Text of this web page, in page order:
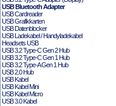
USB Bluetooth Adapter
USB Cardreader
USB Grafikkarten
USB Datenblocker
USB Ladekabel / Handyladekabel
Headsets USB
USB 3.2 Type-C Gen 2 Hub
USB 3.2 Type-C Gen 1 Hub
USB 3.2 Type-A Gen 1 Hub
USB 2.0 Hub
USB Kabel
USB Kabel Mini
USB Kabel Micro
USB 3.0 Kabel